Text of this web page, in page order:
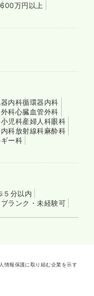
600万円以上
内科循環器内科
科心臓血管外科
小児科産婦人科眼科
科放射線科麻酔科
ー科
５分以内
ブランク・未経験可
情報保護に取り組む企業を示す